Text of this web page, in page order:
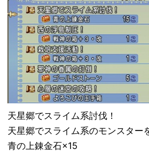
天星郷でスライム系討伐！
天星郷でスライム系のモンスター
青の上錬金石×15